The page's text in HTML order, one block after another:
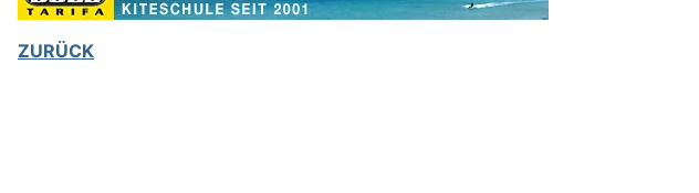
ZURÜCK